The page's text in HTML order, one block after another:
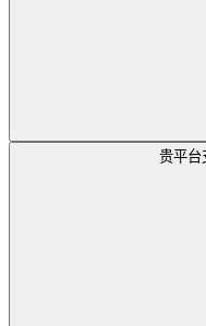
贵平台